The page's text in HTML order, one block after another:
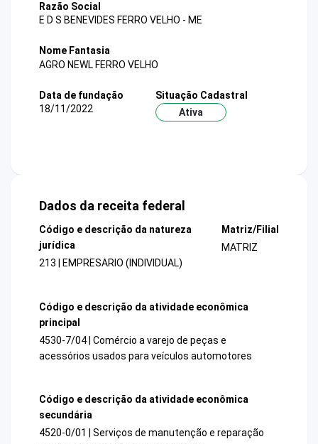
Razão Social
E D S BENEVIDES FERRO VELHO - ME
Nome Fantasia
AGRO NEWL FERRO VELHO
Data de fundação
18/11/2022
Situação Cadastral
Ativa
Dados da receita federal
Código e descrição da natureza
jurídica
213 | EMPRESARIO (INDIVIDUAL)
Matriz/Filial
MATRIZ
Código e descrição da atividade econômica
principal
4530-7/04 | Comércio a varejo de peças e
acessórios usados para veículos automotores
Código e descrição da atividade econômica
secundária
4520-0/01 | Serviços de manutenção e reparação